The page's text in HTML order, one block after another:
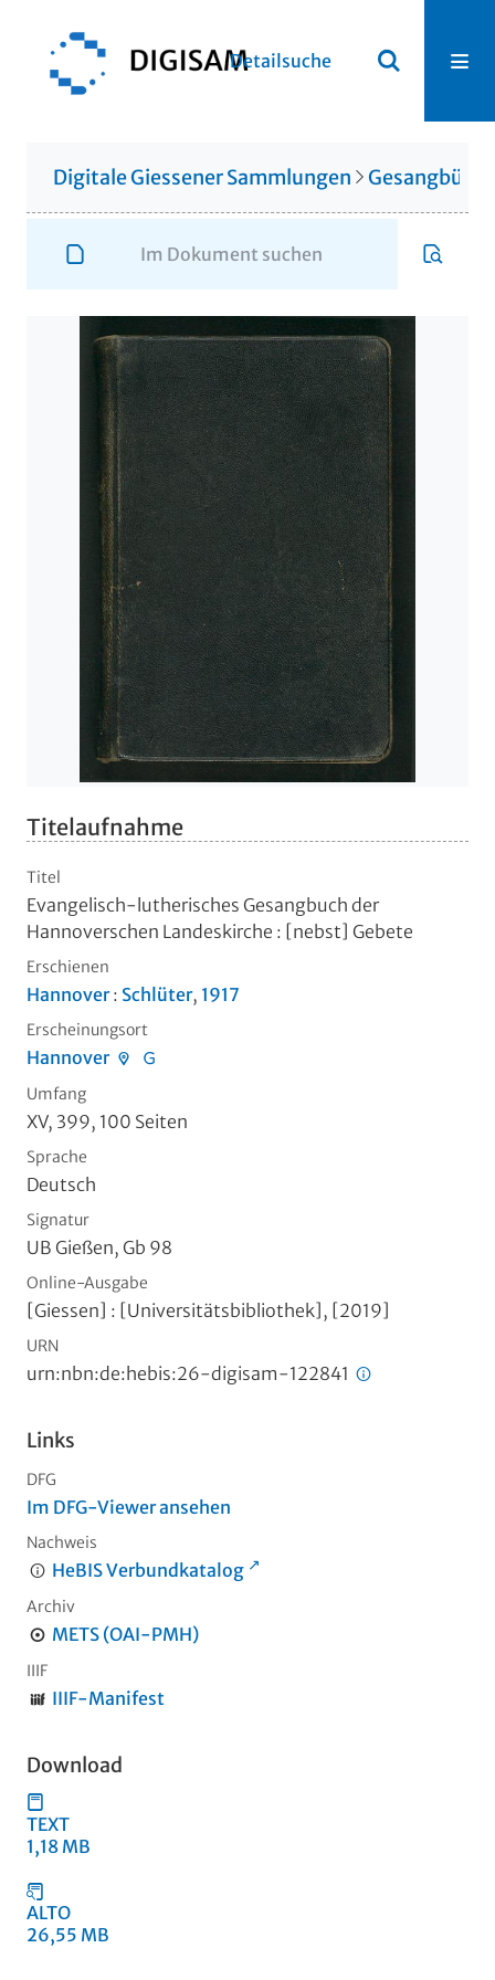
Detailsuche
Digitale Giessener Sammlungen
Titelaufnahme
Titel
Evangelisch-lutherisches Gesangbuch der
Hannoverschen Landeskirche : [nebst] Gebete
Erschienen
Hannover: Schlüter, 1917
Erscheinungsort
Hannover
Umfang
XV, 399, 100 Seiten
Sprache
Deutsch
Signatur
UB Gießen, Gb 98
Online-Ausgabe
[Giessen] : [Universitätsbibliothek], [2019]
URN
urn:nbn:de:hebis:26-digisam-122841
Links
DFG
Im DFG-Viewer ansehen
Nachweis
HeBIS Verbundkatalog
Archiv
METS (OAI-PMH)
IIIF
IIIF-Manifest
Download
TEXT
1,18 MB
ALTO
26,55 MB